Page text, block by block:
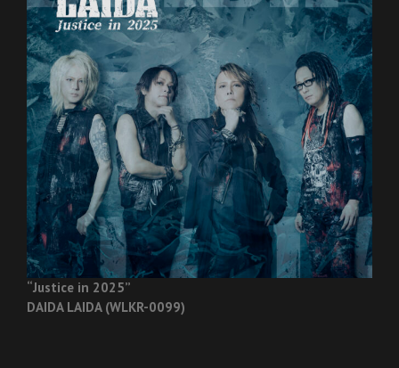
“Justice in 2025”
DAIDA LAIDA (WLKR-0099)